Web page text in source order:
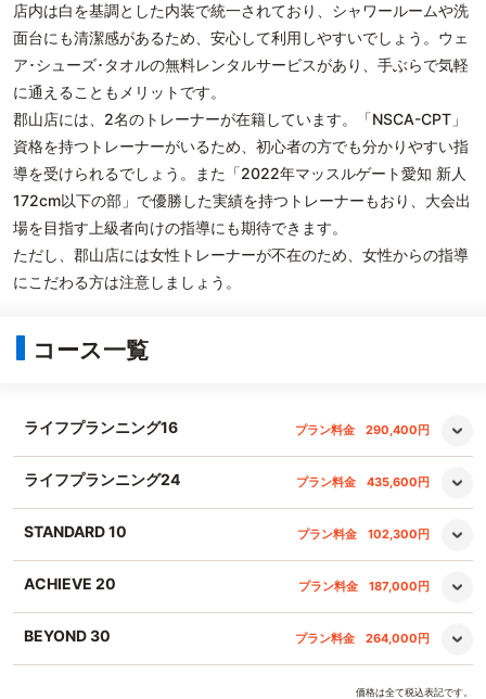
店内は白を基調とした内装で統一されており、シャワールームや洗
面台にも清潔感があるため、安心して利用しやすいでしょう。ウェ
ア･シューズ･タオルの無料レンタルサービスがあり、手ぶらで気軽
に通えることもメリットです。
郡山店には、2名のトレーナーが在籍しています。「NSCA-CPT」
資格を持つトレーナーがいるため、初心者の方でも分かりやすい指
導を受けられるでしょう。また「2022年マッスルゲート愛知 新人
172cm以下の部」で優勝した実績を持つトレーナーもおり、大会出
場を目指す上級者向けの指導にも期待できます。
ただし、郡山店には女性トレーナーが不在のため、女性からの指導
にこだわる方は注意しましょう。
コース一覧
ライフプランニング16 プラン料金 290,400円
ライフプランニング24 プラン料金 435,600円
STANDARD 10 プラン料金 102,300円
ACHIEVE 20 プラン料金 187,000円
BEYOND 30 プラン料金 264,000円
価格は全て税込表記です。